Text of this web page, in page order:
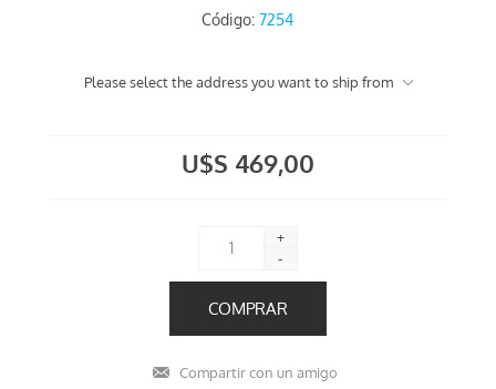
Código: 7254
Please select the address you want to ship from
U$S 469,00
+
-